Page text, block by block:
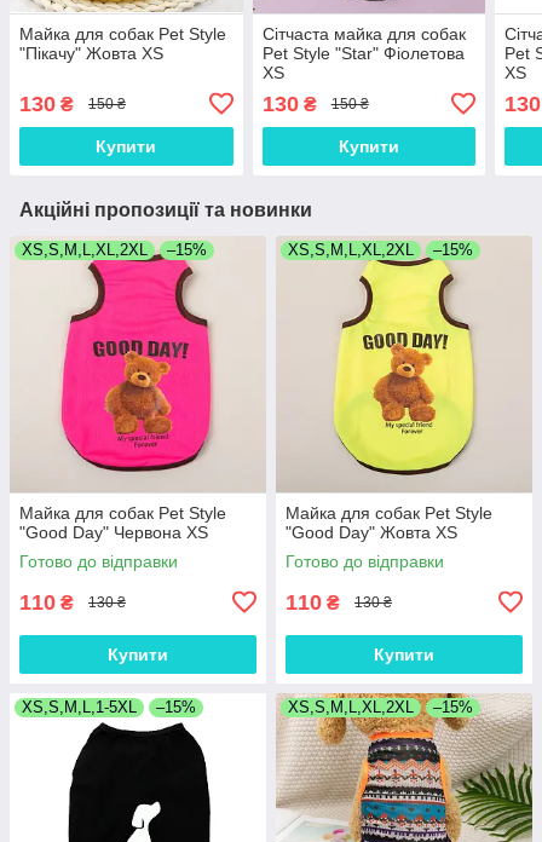
Майка для собак Pet Style
"Пікачу" Жовта XS
130 ₴ 150 ₴
Купити
Сітчаста майка для собак
Pet Style "Star" Фіолетова
XS
130₴ 150 ₴
Купити
Pet
XS
130
Акційні пропозиції та новинки
XS,S,M,L,XL,2XL –15%
Майка для собак Pet Style
"Good Day" Червона XS
Готово до відправки
110 ₴ 130 ₴
Купити
XS,S,M,L,XL,2XL –15%
Майка для собак Pet Style
"Good Day" Жовта XS
Готово до відправки
110 ₴ 130 ₴
Купити
XS,S,M,L,1-5XL –15% XS,S,M,L,XL,2XL –15%